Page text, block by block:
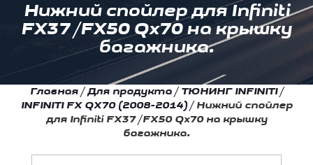
Нижний спойлер для Infiniti
FX37 /FX50 Qx70 на крышку
багажника.
Главная /Для продукта /ТЮНИНГ INFINITI /
INFINITI FX QX70 (2008-2014) /Нижний спойлер
для Infiniti FX37 /FX50 Qx70 на крышку
багажника.